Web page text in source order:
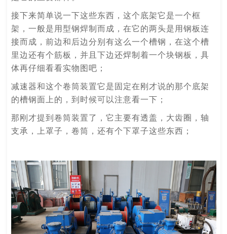
接下来简单说一下这些东西，这个底架它是一个框
架，一般是用型钢焊制而成，在它的两头是用钢板连
接而成，前边和后边分别有这么一个槽钢，在这个槽
里边还有个筋板，并且下边还焊制着一个块钢板，具
体再仔细看看实物图吧；
减速器和这个卷筒装置它是固定在刚才说的那个底架
的槽钢面上的，到时候可以注意看一下；
那刚才提到卷筒装置了，它主要有透盖，大齿圈，轴
支承，上罩子，卷筒，还有个下罩子这些东西；